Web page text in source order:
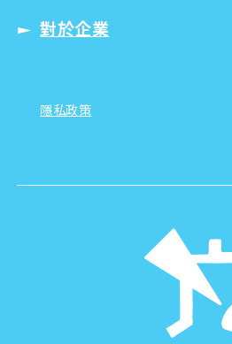
對於企業
隱私政策